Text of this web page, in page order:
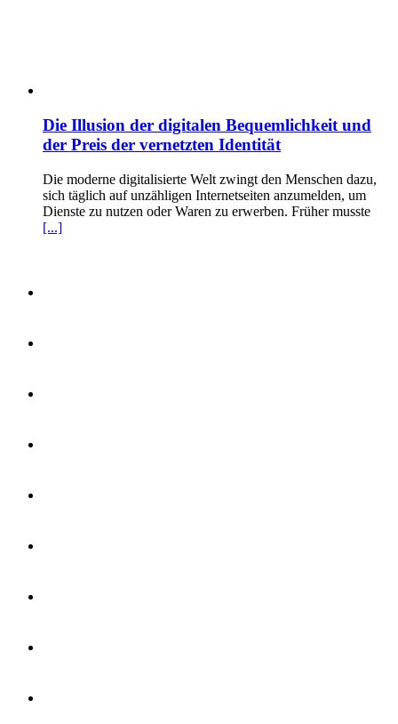
Die Illusion der digitalen Bequemlichkeit und
der Preis der vernetzten Identität
Die moderne digitalisierte Welt zwingt den Menschen dazu,
sich täglich auf unzähligen Internetseiten anzumelden, um
Dienste zu nutzen oder Waren zu erwerben. Früher musste
[...]